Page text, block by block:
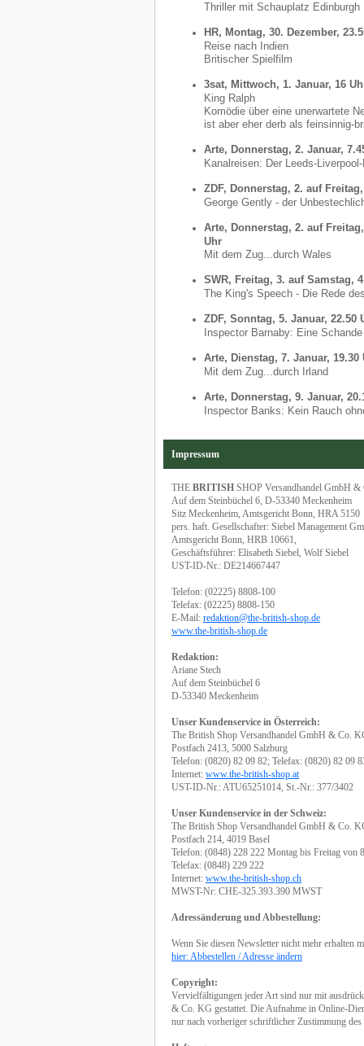
Thriller mit Schauplatz Edinburgh
HR, Montag, 30. Dezember,
Reise nach Indien
Britischer Spielfilm
3sat, Mittwoch, 1. Januar, 16
King Ralph
Komödie über eine unerwartete
ist aber eher derb als feinsinnig-
Arte, Donnerstag, 2. Januar,
Kanalreisen: Der Leeds-
ZDF, Donnerstag, 2. auf
George Gently - der
Arte, Donnerstag, 2. auf
Uhr
Mit dem Zug...durch Wales
SWR, Freitag, 3. auf Samstag,
The King's Speech - Die Rede
ZDF, Sonntag, 5. Januar, 22.50
Inspector Barnaby: Eine
Arte, Dienstag, 7. Januar, 19.30
Mit dem Zug...durch Irland
Arte, Donnerstag, 9. Januar,
Inspector Banks: Kein Rauch
Impressum
THE BRITISH SHOP Versandhandel GmbH
Auf dem Steinbüchel 6, D-53340 Meckenheim
Sitz Meckenheim, Amtsgericht Bonn, HRA 5150
pers. haft. Gesellschafter: Siebel Management
Amtsgericht Bonn, HRB 10661,
Geschäftsführer: Elisabeth Siebel, Wolf Siebel
UST-ID-Nr.: DE214667447
Telefon: (02225) 8808-100
Telefax: (02225) 8808-150
E-Mail: redaktion@the-british-shop.de
www.the-british-shop.de
Redaktion:
Ariane Stech
Auf dem Steinbüchel 6
D-53340 Meckenheim
Unser Kundenservice in Österreich:
The British Shop Versandhandel GmbH & Co.
Postfach 2413, 5000 Salzburg
Telefon: (0820) 82 09 82; Telefax: (0820) 82 09
Internet: www.the-british-shop.at
UST-ID-Nr.: ATU65251014, St.-Nr.: 377/3402
Unser Kundenservice in der Schweiz:
The British Shop Versandhandel GmbH & Co.
Postfach 214, 4019 Basel
Telefon: (0848) 228 222 Montag bis Freitag von
Telefax: (0848) 229 222
Internet: www.the-british-shop.ch
MWST-Nr: CHE-325.393.390 MWST
Adressänderung und Abbestellung:
Wenn Sie diesen Newsletter nicht mehr erhalten
hier: Abbestellen / Adresse ändern
Copyright:
Vervielfältigungen jeder Art sind nur mit
& Co. KG gestattet. Die Aufnahme in Online-
nur nach vorheriger schriftlicher Zustimmung